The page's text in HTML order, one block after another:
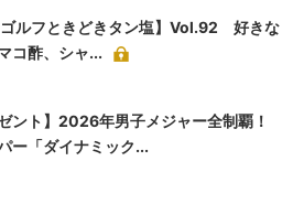
ゴルフときどきタン塩】Vol.92 好きな
コ酢、シャ...
ント】2026年男子メジャー全制覇！
ー「ダイナミック...